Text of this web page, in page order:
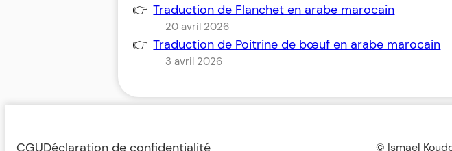
Traduction de Flanchet en arabe marocain
20 avril 2026
Traduction de Poitrine de bœuf en arabe marocain
3 avril 2026
CGUDéclaration de confidentialité © Ismael